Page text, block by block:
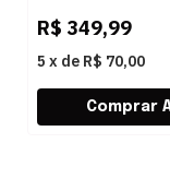
R$ 349,99
5 x de R$ 70,00